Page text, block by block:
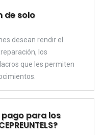
de solo
desean rendir el
los
que les permiten
pago para los